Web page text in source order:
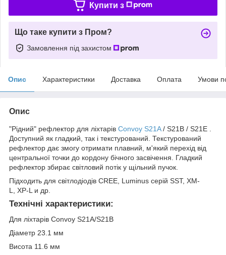
Купити з
Що таке купити з Пром?
Замовлення під захистом
Опис Характеристики Доставка Оплата Умови
Опис
"Рідний" рефлектор для ліхтарів Convoy S21A/ S21B / S21E .
Доступний як гладкий, так і текстурований. Текстурований
рефлектор дає змогу отримати плавний, м'який перехід від
центральної точки до кордону бічного засвічення. Гладкий
рефлектор збирає світловий потік у щільний пучок.
Підходить для світлодіодів CREE, Luminus серій SST, XM-
L, XP-L и др.
Технічні характеристики:
Для ліхтарів Convoy S21A/S21B
Діаметр 23.1 мм
Висота 11.6 мм